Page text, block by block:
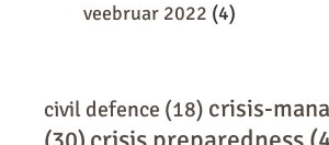
veebruar 2022 (4)
civil defence (18) crisis-